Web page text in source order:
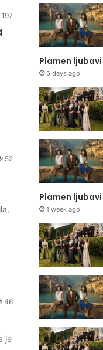
197
52
46
je
Plamen
6 days ago
Plamen
1 week ago